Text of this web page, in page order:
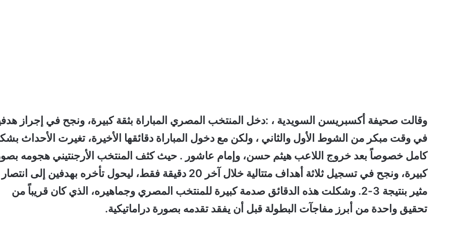
وقالت صحيفة أكسبريسن السويدية ، :دخل المنتخب المصري المباراة بثقة كبيرة، ونجح في إجراز
في وقت مبكر من الشوط الأول والثاني ، ولكن مع دخول المباراة دقائقها الأخيرة، تغيرت الأحداث
كامل خصوصاً بعد خروج اللاعب هيثم حسن، وإمام عاشور . حيث كثف المنتخب الأرجنتيني هجومه
كبيرة، ونجح في تسجيل ثلاثة أهداف متتالية خلال آخر 20 دقيقة فقط، ليحول تأخره بهدفين إلى انتصار
مثير بنتيجة 3-2.
وشكلت هذه الدقائق صدمة كبيرة للمنتخب المصري وجماهيره، الذي كان قريباً من
تحقيق واحدة من أبرز مفاجآت البطولة قبل أن يفقد تقدمه بصورة دراماتيكية.